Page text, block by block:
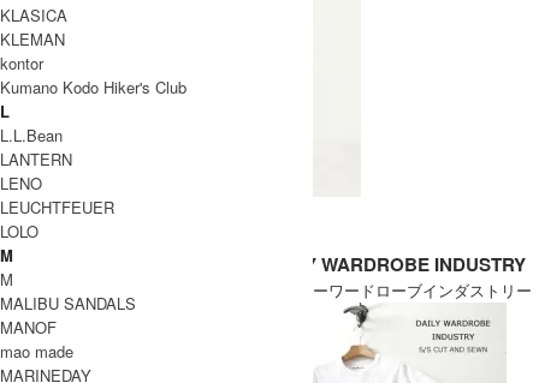
JUNGLE FATIGUE SHORT
18,700円(税込)
DAILY WARDROBE INDUSTRY
デイリーワードローブインダストリー
DAILY WARDROBE INDUSTRY
デイリーワードローブインダストリー
KLASICA
KLEMAN
kontor
Kumano Kodo Hiker's Club
L
L.L.Bean
LANTERN
LENO
LEUCHTFEUER
LOLO
M
M
MALIBU SANDALS
MANOF
mao made
MARINEDAY